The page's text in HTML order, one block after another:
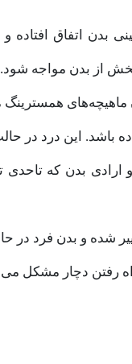
اتفاق افتاده و
از بدن مواجه شود.
باشد. این درد در
و ارادی بدن که
شده و بدن فرد در
رفتن دچار مشکل